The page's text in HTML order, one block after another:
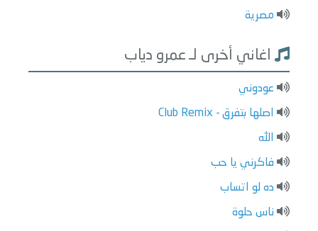
مصرية
اغاني أخرى لـ عمرو دياب
عودوني
اصلها بتفرق - Club Remix
الله
فاكرني يا حب
ده لو اتساب
ناس حلوة